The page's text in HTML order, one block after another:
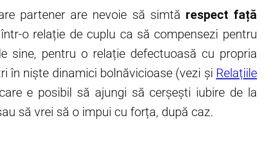
partener are nevoie să simtă respect față
o relație de cuplu ca să compensezi pentru
sine, pentru o relație defectuoasă cu propria
în niște dinamici bolnăvicioase (vezi și Relațiile
e posibil să ajungi să cerșești iubire de la
să vrei să o impui cu forța, după caz.